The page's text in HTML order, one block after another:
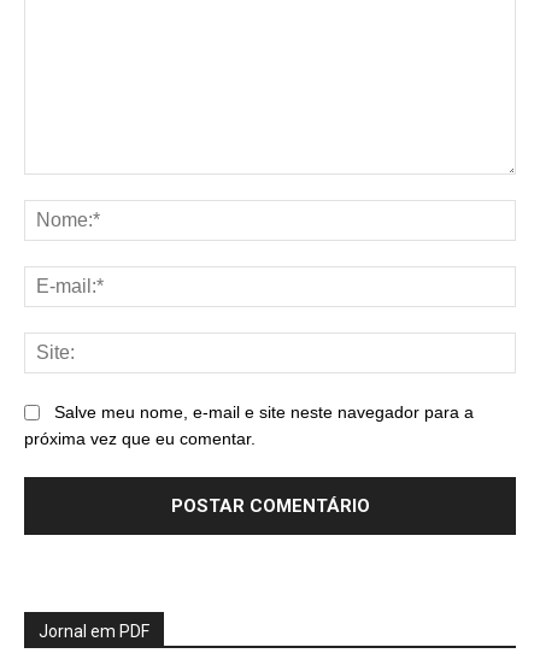
Salve meu nome, e-mail e site neste navegador para a
próxima vez que eu comentar.
Jornal em PDF